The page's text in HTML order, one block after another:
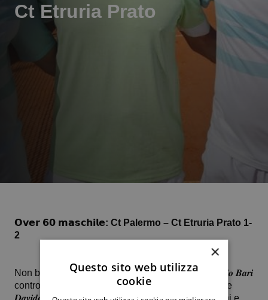
Ct Etruria Prato
𝗢𝘃𝗲𝗿 𝟲𝟬 𝗺𝗮𝘀𝗰𝗵𝗶𝗹𝗲: Ct Palermo – Ct Etruria Prato 1-
2
Non basta il successo colto in due parziali da 𝑺𝒆𝒓𝒈𝒊𝒐 𝑩𝒂𝒓𝒊
contro Massimiliano Sirchio. Nel secondo singolare
𝑫𝒂𝒗𝒊𝒅𝒆 𝑫𝒆𝒍𝒍’𝑨𝒓𝒊𝒂 è stato superato da Michele Fioroni e
×
Questo sito web utilizza
cookie